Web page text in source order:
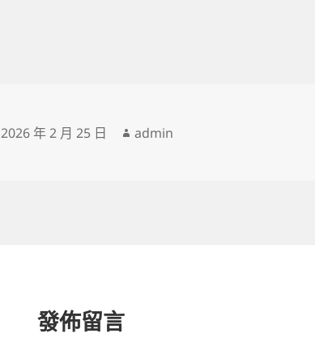
發
2026 年 2 月 25 日
作
admin
發佈留言